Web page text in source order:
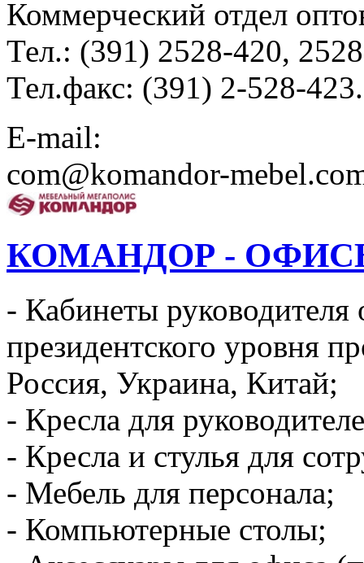
Коммерческий отдел
Тел.: (391) 2528-420,
Тел.факс: (391) 2-528-423.
E-mail:
com@komandor-
КОМАНДОР -
- Кабинеты руководителя
президентского уровня
Россия, Украина, Китай;
- Кресла для
- Кресла и стулья для
- Мебель для персонала;
- Компьютерные столы;